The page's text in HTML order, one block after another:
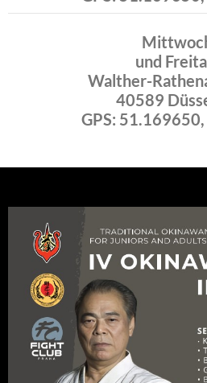
und
Walther-
40589
GPS: